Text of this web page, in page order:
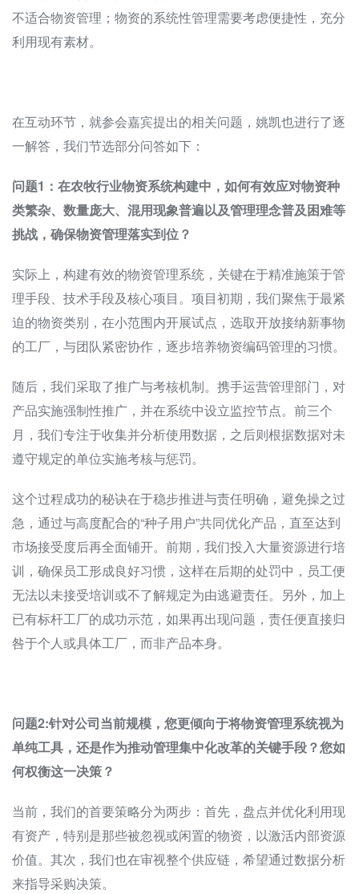
不适合物资管理；物资的系统性管理需要考虑便捷性，充分
利用现有素材。
在互动环节，就参会嘉宾提出的相关问题，姚凯也进行了逐
一解答，我们节选部分问答如下：
问题1： 在农牧行业物资系统构建中，如何有效应对物资种
类繁杂、数量庞大、混用现象普遍以及管理理念普及困难等
挑战，确保物资管理落实到位？
实际上，构建有效的物资管理系统，关键在于精准施策于管
理手段、技术手段及核心项目。项目初期，我们聚焦于最紧
迫的物资类别，在小范围内开展试点，选取开放接纳新事物
的工厂，与团队紧密协作，逐步培养物资编码管理的习惯。
随后，我们采取了推广与考核机制。携手运营管理部门，对
产品实施强制性推广，并在系统中设立监控节点。前三个
月，我们专注于收集并分析使用数据，之后则根据数据对未
遵守规定的单位实施考核与惩罚。
这个过程成功的秘诀在于稳步推进与责任明确，避免操之过
急，通过与高度配合的“种子用户”共同优化产品，直至达到
市场接受度后再全面铺开。前期，我们投入大量资源进行培
训，确保员工形成良好习惯，这样在后期的处罚中，员工便
无法以未接受培训或不了解规定为由逃避责任。另外，加上
已有标杆工厂的成功示范，如果再出现问题，责任便直接归
咎于个人或具体工厂，而非产品本身。
问题2:针对公司当前规模，您更倾向于将物资管理系统视为
单纯工具，还是作为推动管理集中化改革的关键手段？您如
何权衡这一决策？
当前，我们的首要策略分为两步：首先，盘点并优化利用现
有资产，特别是那些被忽视或闲置的物资，以激活内部资源
价值。其次，我们也在审视整个供应链，希望通过数据分析
来指导采购决策。